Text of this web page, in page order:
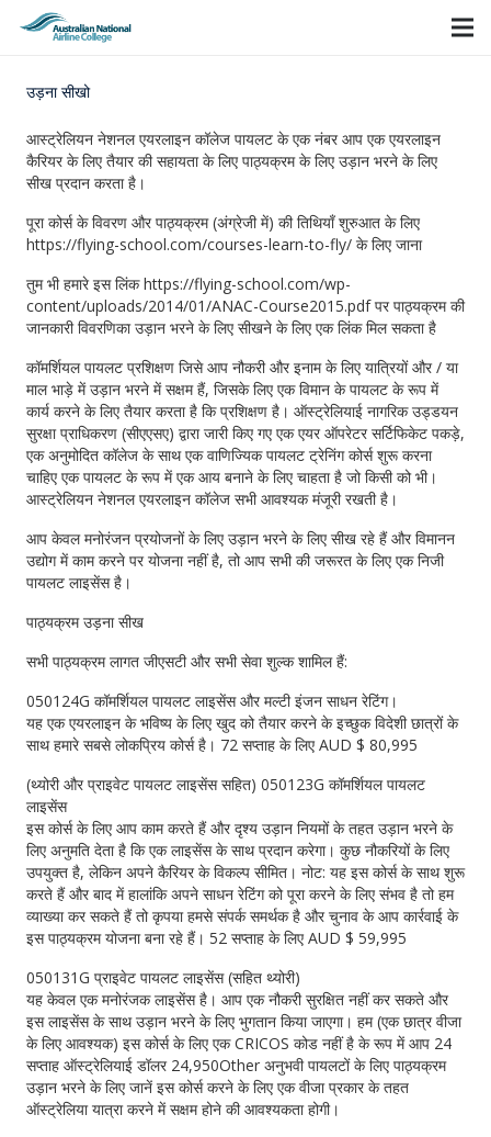
उड़ना सीखो
आस्ट्रेलियन नेशनल एयरलाइन कॉलेज पायलट के एक नंबर आप एक एयरलाइन
कैरियर के लिए तैयार की सहायता के लिए पाठ्यक्रम के लिए उड़ान भरने के लिए
सीख प्रदान करता है।
पूरा कोर्स के विवरण और पाठ्यक्रम (अंग्रेजी में) की तिथियाँ शुरुआत के लिए
https://flying-school.com/courses-learn-to-fly/ के लिए जाना
तुम भी हमारे इस लिंक https://flying-school.com/wp-
content/uploads/2014/01/ANAC-Course2015.pdf पर पाठ्यक्रम की
जानकारी विवरणिका उड़ान भरने के लिए सीखने के लिए एक लिंक मिल सकता है
कॉमर्शियल पायलट प्रशिक्षण जिसे आप नौकरी और इनाम के लिए यात्रियों और / या
माल भाड़े में उड़ान भरने में सक्षम हैं, जिसके लिए एक विमान के पायलट के रूप में
कार्य करने के लिए तैयार करता है कि प्रशिक्षण है। ऑस्ट्रेलियाई नागरिक उड्डयन
सुरक्षा प्राधिकरण (सीएएसए) द्वारा जारी किए गए एक एयर ऑपरेटर सर्टिफिकेट पकड़े,
एक अनुमोदित कॉलेज के साथ एक वाणिज्यिक पायलट ट्रेनिंग कोर्स शुरू करना
चाहिए एक पायलट के रूप में एक आय बनाने के लिए चाहता है जो किसी को भी।
आस्ट्रेलियन नेशनल एयरलाइन कॉलेज सभी आवश्यक मंजूरी रखती है।
आप केवल मनोरंजन प्रयोजनों के लिए उड़ान भरने के लिए सीख रहे हैं और विमानन
उद्योग में काम करने पर योजना नहीं है, तो आप सभी की जरूरत के लिए एक निजी
पायलट लाइसेंस है।
पाठ्यक्रम उड़ना सीख
सभी पाठ्यक्रम लागत जीएसटी और सभी सेवा शुल्क शामिल हैं:
050124G कॉमर्शियल पायलट लाइसेंस और मल्टी इंजन साधन रेटिंग।
यह एक एयरलाइन के भविष्य के लिए खुद को तैयार करने के इच्छुक विदेशी छात्रों के
साथ हमारे सबसे लोकप्रिय कोर्स है। 72 सप्ताह के लिए AUD $ 80,995
(थ्योरी और प्राइवेट पायलट लाइसेंस सहित) 050123G कॉमर्शियल पायलट
लाइसेंस
इस कोर्स के लिए आप काम करते हैं और दृश्य उड़ान नियमों के तहत उड़ान भरने के
लिए अनुमति देता है कि एक लाइसेंस के साथ प्रदान करेगा। कुछ नौकरियों के लिए
उपयुक्त है, लेकिन अपने कैरियर के विकल्प सीमित। नोट: यह इस कोर्स के साथ शुरू
करते हैं और बाद में हालांकि अपने साधन रेटिंग को पूरा करने के लिए संभव है तो हम
व्याख्या कर सकते हैं तो कृपया हमसे संपर्क समर्थक है और चुनाव के आप कार्रवाई के
इस पाठ्यक्रम योजना बना रहे हैं। 52 सप्ताह के लिए AUD $ 59,995
050131G प्राइवेट पायलट लाइसेंस (सहित थ्योरी)
यह केवल एक मनोरंजक लाइसेंस है। आप एक नौकरी सुरक्षित नहीं कर सकते और
इस लाइसेंस के साथ उड़ान भरने के लिए भुगतान किया जाएगा। हम (एक छात्र वीजा
के लिए आवश्यक) इस कोर्स के लिए एक CRICOS कोड नहीं है के रूप में आप 24
सप्ताह ऑस्ट्रेलियाई डॉलर 24,950Other अनुभवी पायलटों के लिए पाठ्यक्रम
उड़ान भरने के लिए जानें इस कोर्स करने के लिए एक वीजा प्रकार के तहत
ऑस्ट्रेलिया यात्रा करने में सक्षम होने की आवश्यकता होगी।